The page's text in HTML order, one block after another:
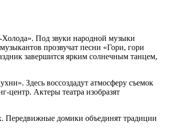
Под звуки народной музыки
прозвучат песни «Гори, гори
завершится ярким солнечным танцем,
Здесь воссоздадут атмосферу съемок
центр. Актеры театра изобразят
Передвижные домики объединят традиции